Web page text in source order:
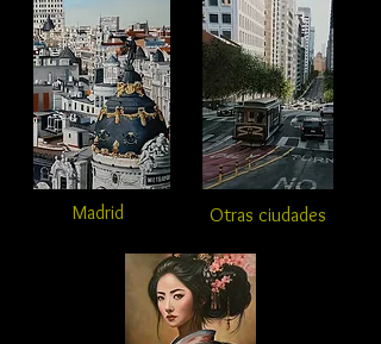
Madrid Otras ciudades